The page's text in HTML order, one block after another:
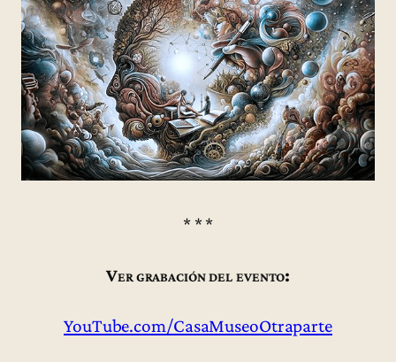
* * *
Ver grabación del evento:
YouTube.com/CasaMuseoOtraparte